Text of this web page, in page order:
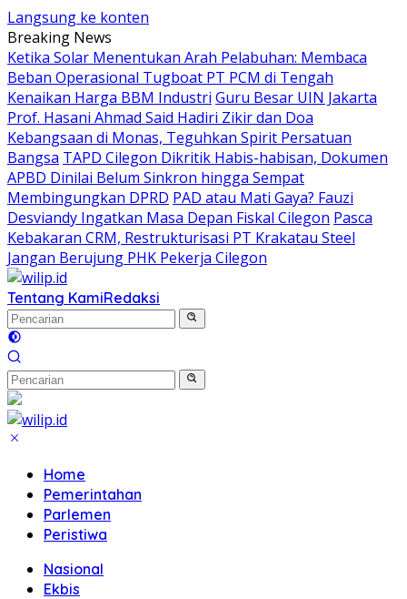
Langsung ke konten
Breaking News
Ketika Solar Menentukan Arah Pelabuhan: Membaca
Beban Operasional Tugboat PT PCM di Tengah
Kenaikan Harga BBM Industri Guru Besar UIN Jakarta
Prof. Hasani Ahmad Said Hadiri Zikir dan Doa
Kebangsaan di Monas, Teguhkan Spirit Persatuan
Bangsa TAPD Cilegon Dikritik Habis-habisan, Dokumen
APBD Dinilai Belum Sinkron hingga Sempat
Membingungkan DPRD PAD atau Mati Gaya? Fauzi
Desviandy Ingatkan Masa Depan Fiskal Cilegon Pasca
Kebakaran CRM, Restrukturisasi PT Krakatau Steel
Jangan Berujung PHK Pekerja Cilegon
Tentang KamiRedaksi
Home
Pemerintahan
Parlemen
Peristiwa
Nasional
Ekbis